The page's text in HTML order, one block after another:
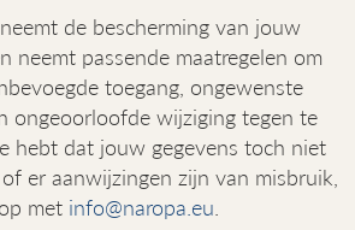
de bescherming van jouw
neemt passende maatregelen om
toegang, ongewenste
ongeoorloofde wijziging tegen te
hebt dat jouw gegevens toch niet
er aanwijzingen zijn van misbruik,
met info@naropa.eu